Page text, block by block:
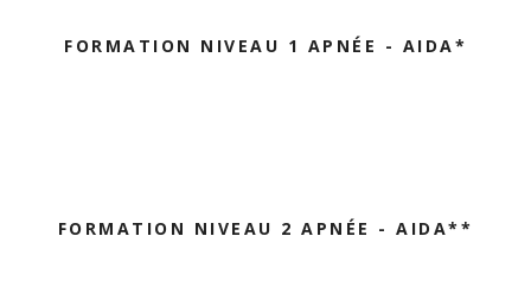
FORMATION NIVEAU 1 APNÉE - AIDA*
FORMATION NIVEAU 2 APNÉE - AIDA**